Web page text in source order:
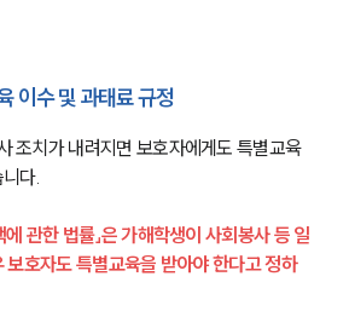
이수 및 과태료 규정
조치가 내려지면 보호자에게도 특별교육
다.
에 관한 법률」은 가해학생이 사회봉사 등 일
보호자도 특별교육을 받아야 한다고 정하